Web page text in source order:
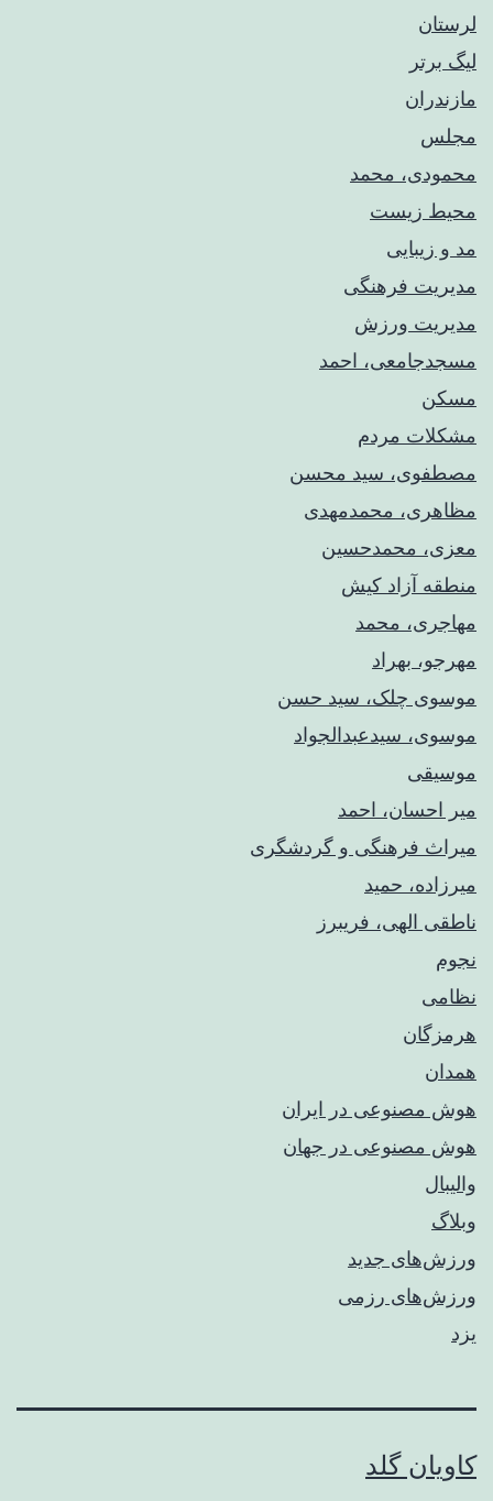
لرستان
لیگ برتر
مازندران
مجلس
محمودی، محمد
محیط زیست
مد و زیبایی
مدیریت فرهنگی
مدیریت ورزش
مسجدجامعی، احمد
مسکن
مشکلات مردم
مصطفوی، سید محسن
مظاهری، محمدمهدی
معزی، محمدحسین
منطقه آزاد کیش
مهاجری، محمد
مهرجو، بهراد
موسوی چلک، سید حسن
موسوی، سیدعبدالجواد
موسیقی
میر احسان، احمد
میراث فرهنگی و گردشگری
میرزاده، حمید
ناطقی الهی، فریبرز
نجوم
نظامی
هرمزگان
همدان
هوش مصنوعی در ایران
هوش مصنوعی در جهان
والیبال
وبلاگ
ورزش‌های جدید
ورزش‌های رزمی
یزد
کاویان گلد